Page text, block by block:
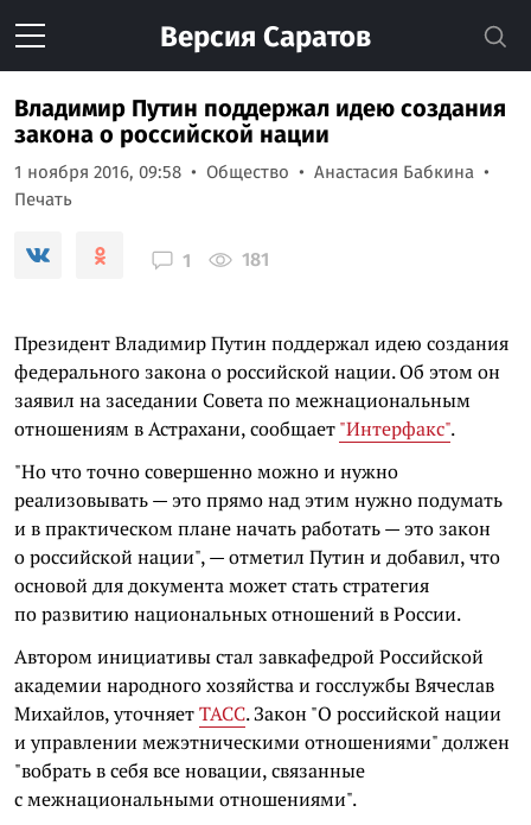
Версия Саратов
Владимир Путин поддержал идею создания
закона о российской нации
1 ноября 2016, 09:58 Общество
Анастасия Бабкина
Печать
1 181
Президент Владимир Путин поддержал идею создания
федерального закона о российской нации. Об этом он
заявил на заседании Совета по межнациональным
отношениям в Астрахани, сообщает"Интерфакс".
"Но что точно совершенно можно и нужно
реализовывать — это прямо над этим нужно подумать
и в практическом плане начать работать — это закон
о российской нации", — отметил Путин и добавил, что
основой для документа может стать стратегия
по развитию национальных отношений в России.
Автором инициативы стал завкафедрой Российской
академии народного хозяйства и госслужбы Вячеслав
Михайлов, уточняетТАСС. Закон "О российской нации
и управлении межэтническими отношениями" должен
"вобрать в себя все новации, связанные
с межнациональными отношениями".